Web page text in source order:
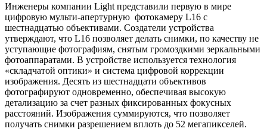
Инженеры компании Light представили первую в мире
цифровую мульти-апертурную фотокамеру L16 с
шестнадцатью объективами. Создатели устройства
утверждают, что L16 позволяет делать снимки, по качеству не
уступающие фотографиям, снятым громоздкими зеркальными
фотоаппаратами. В устройстве используется технология
«складчатой оптики» и система цифровой коррекции
изображения. Десять из шестнадцати объективов
фотографируют одновременно, обеспечивая высокую
детализацию за счет разных фиксированных фокусных
расстояний. Изображения суммируются, что позволяет
получать снимки разрешением вплоть до 52 мегапикселей.